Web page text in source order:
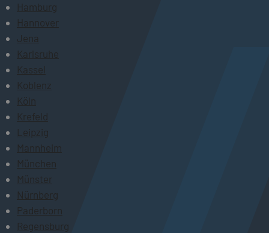
Hamburg
Hannover
Jena
Karlsruhe
Kassel
Koblenz
Köln
Krefeld
Leipzig
Mannheim
München
Münster
Nürnberg
Paderborn
Regensburg